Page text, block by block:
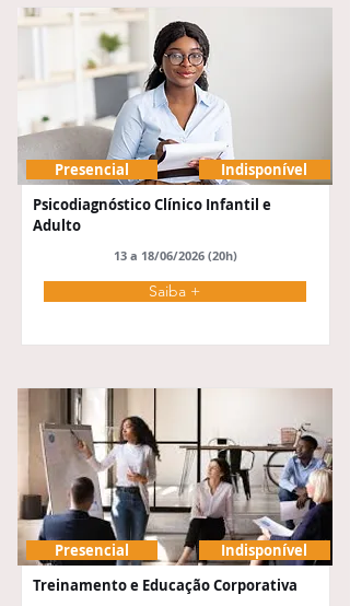
Indisponível
Presencial
Psicodiagnóstico Clínico Infantil e
Adulto
13 a 18/06/2026 (20h)
Saiba +
Indisponível
Presencial
Treinamento e Educação Corporativa